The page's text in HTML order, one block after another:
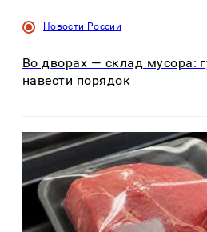
Новости России
Во дворах — склад мусора:
навести порядок